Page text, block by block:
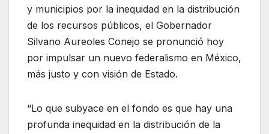
y municipios por la inequidad en la distribución
de los recursos públicos, el Gobernador
Silvano Aureoles Conejo se pronunció hoy
por impulsar un nuevo federalismo en México,
más justo y con visión de Estado.
“Lo que subyace en el fondo es que hay una
profunda inequidad en la distribución de la